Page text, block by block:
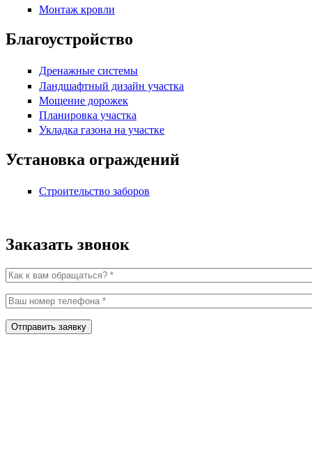
Монтаж кровли
Благоустройство
Дренажные системы
Ландшафтный дизайн участка
Мощение дорожек
Планировка участка
Укладка газона на участке
Установка ограждений
Строительство заборов
Заказать звонок
Как к вам обращаться?
Ваш номер телефона